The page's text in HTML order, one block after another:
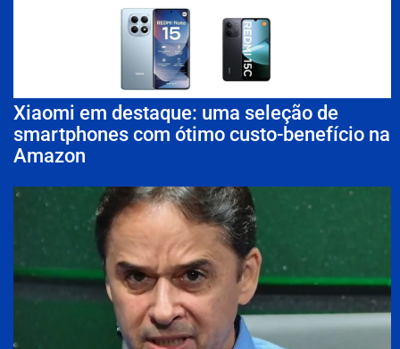
Xiaomi em destaque: uma seleção de
smartphones com ótimo custo-benefício na
Amazon